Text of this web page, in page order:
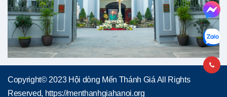
Copyright© 2023 Hội dòng Mến Thánh Giá All Rights
Reserved, https://menthanhgiahanoi.org